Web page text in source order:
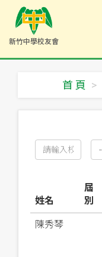
新竹中學校友會
友
首 頁
姓名
屆
別
陳秀琴